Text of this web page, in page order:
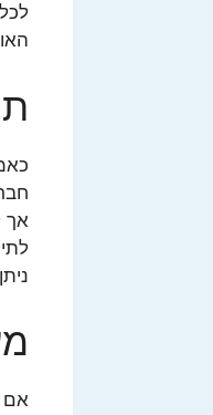
אך
אם